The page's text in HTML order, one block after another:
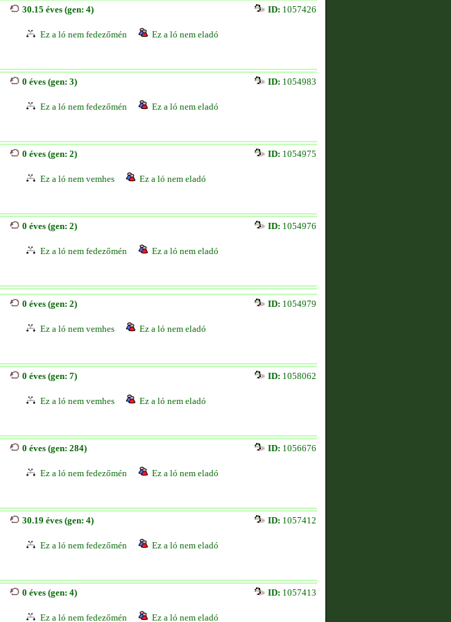
30.15 éves (gen: 4) ID: 1057426
Ez a ló nem fedezőmén Ez a ló nem eladó
0 éves (gen: 3) ID: 1054983
Ez a ló nem fedezőmén Ez a ló nem eladó
0 éves (gen: 2) ID: 1054975
Ez a ló nem vemhes Ez a ló nem eladó
0 éves (gen: 2) ID: 1054976
Ez a ló nem fedezőmén Ez a ló nem eladó
0 éves (gen: 2) ID: 1054979
Ez a ló nem vemhes Ez a ló nem eladó
0 éves (gen: 7) ID: 1058062
Ez a ló nem vemhes Ez a ló nem eladó
0 éves (gen: 284) ID: 1056676
Ez a ló nem fedezőmén Ez a ló nem eladó
30.19 éves (gen: 4) ID: 1057412
Ez a ló nem fedezőmén Ez a ló nem eladó
0 éves (gen: 4) ID: 1057413
Ez a ló nem fedezőmén Ez a ló nem eladó